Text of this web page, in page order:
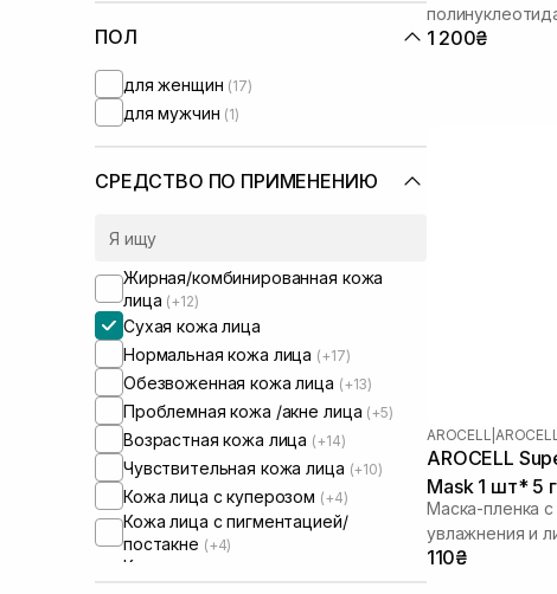
ПОЛ
для женщин (17)
для мужчин (1)
СРЕДСТВО ПО ПРИМЕНЕНИЮ
Жирная/комбинированная кожа
лица (+12)
Сухая кожа лица
Нормальная кожа лица (+17)
Обезвоженная кожа лица (+13)
Проблемная кожа /акне лица (+5)
Возрастная кожа лица (+14)
Чувствительная кожа лица (+10)
Кожа лица с куперозом (+4)
Кожа лица с пигментацией/
постакне (+4)
Кожа лица с расширенными порами
1 200₴
AROCELL
AROCELL
Mask 1 шт* 5 г
Маска-пленка
увлажнения и
110₴